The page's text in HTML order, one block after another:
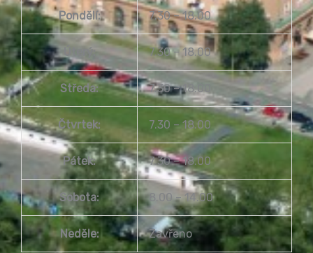
Pondělí: 7.30 – 18.00
Úterý: 7.30 – 18.00
Středa: 7.30 – 18.00
Čtvrtek: 7.30 – 18.00
Pátek: 7.30 – 18.00
Sobota: 8.00 – 14.00
Neděle: Zavřeno